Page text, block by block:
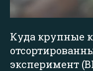
Куда крупные
эксперимент